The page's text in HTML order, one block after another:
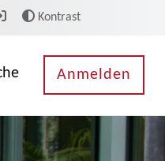
Kontrast
Anmelden